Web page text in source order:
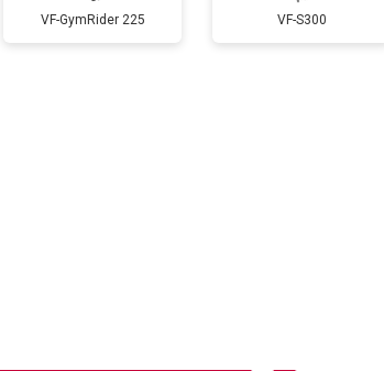
от 40 мин от 430 ₽
VF-GymRider 225 VF-S300